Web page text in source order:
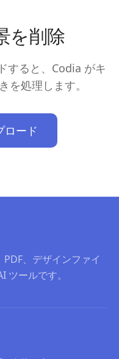
を削除
すると、Codia がキ
を処理します。
ロード
、デザインファイ
ツールです。